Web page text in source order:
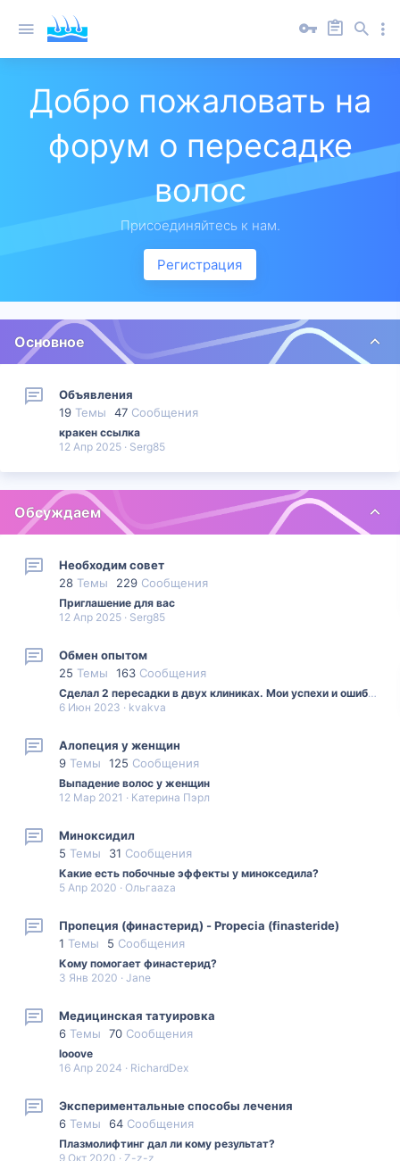
Добро пожаловать на
форум о пересадке
волос
Присоединяйтесь к нам.
Регистрация
Основное
Объявления
19 Темы 47 Сообщения
кракен ссылка
12 Апр 2025
Serg85
Обсуждаем
Необходим совет
28 Темы 229 Сообщения
Приглашение для вас
12 Апр 2025
Serg85
Обмен опытом
25 Темы 163 Сообщения
Сделал 2 пересадки в двух клиниках. Мои успехи и ошибки.
6 Июн 2023
kvakva
Алопеция у женщин
9 Темы 125 Сообщения
Выпадение волос у женщин
12 Мар 2021
Катерина Пэрл
Миноксидил
5 Темы 31 Сообщения
Какие есть побочные эффекты у минокседила?
5 Апр 2020
Ольгаaza
Пропеция (финастерид) - Propecia (finasteride)
1 Темы 5 Сообщения
Кому помогает финастерид?
3 Янв 2020
Jane
Медицинская татуировка
6 Темы 70 Сообщения
looove
16 Апр 2024
RichardDex
Экспериментальные способы лечения
6 Темы 64 Сообщения
Плазмолифтинг дал ли кому результат?
9 Окт 2020
Z-z-z